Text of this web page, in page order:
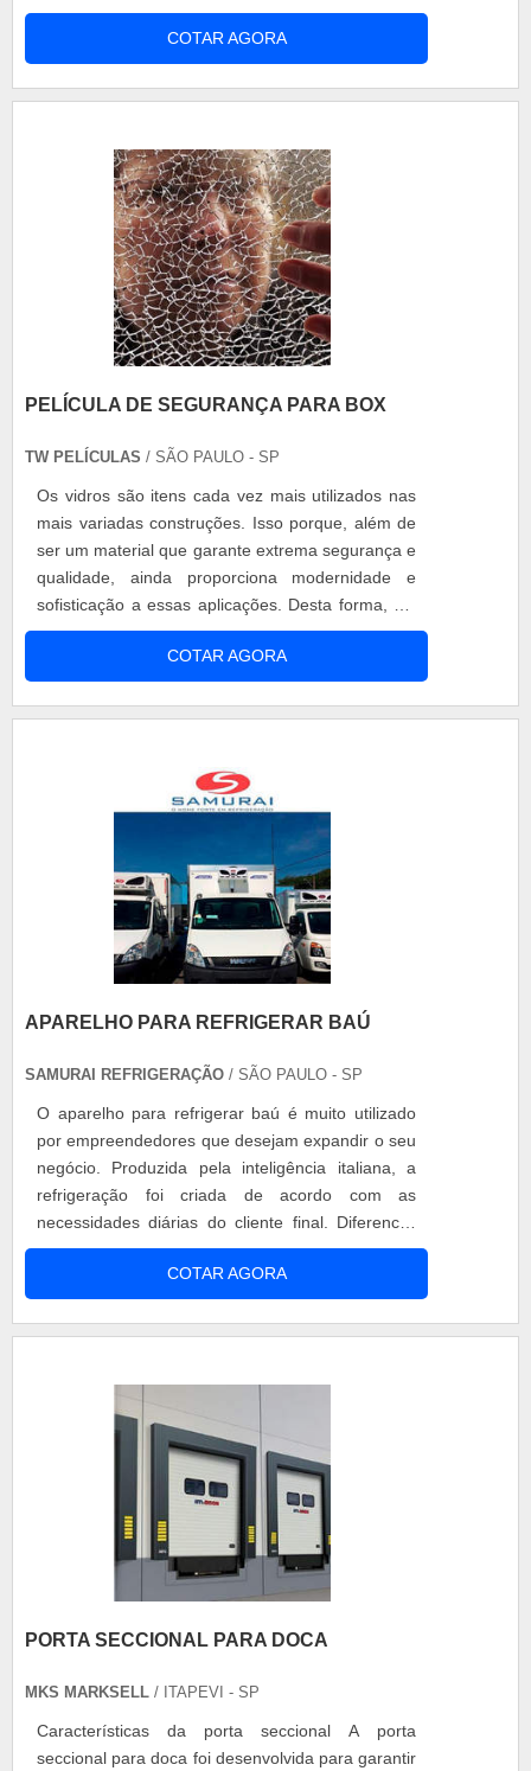
mercado. O produto é ideal para transportar
Laticínios; Frios; Verduras; Frango e carnes; Entre
outros. A Samurai garante a temperatura com o
COTAR AGORA
PELÍCULA DE SEGURANÇA PARA BOX
TW PELÍCULAS / SÃO PAULO - SP
Os vidros são itens cada vez mais utilizados nas
mais variadas construções. Isso porque, além de
ser um material que garante extrema segurança e
qualidade, ainda proporciona modernidade e
sofisticação a essas aplicações. Desta forma, ele
vem cada vez mais substituindo materiais
tradicionais de divisões de espaço, por exemplo,
nos casos de box para banheiros. Ao contar com
COTAR AGORA
APARELHO PARA REFRIGERAR BAÚ
SAMURAI REFRIGERAÇÃO / SÃO PAULO - SP
O aparelho para refrigerar baú é muito utilizado
por empreendedores que desejam expandir o seu
negócio. Produzida pela inteligência italiana, a
refrigeração foi criada de acordo com as
necessidades diárias do cliente final. Diferencial
do aparelho Segurança dos equipamentos;
Matéria-prima de qualidade; Produtos com alta
performance; Garantia de até 180 dias após a
COTAR AGORA
PORTA SECCIONAL PARA DOCA
MKS MARKSELL / ITAPEVI - SP
Características da porta seccional A porta
seccional para doca foi desenvolvida para garantir